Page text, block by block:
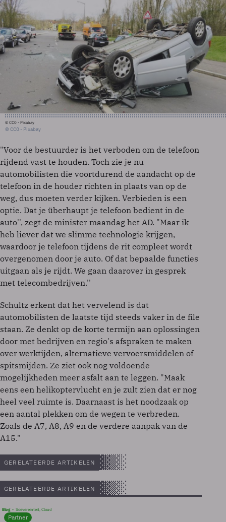
© CC0 - Pixabay
© CC0 - Pixabay
"Voor de bestuurder is het verboden om de telefoon
rijdend vast te houden. Toch zie je nu
automobilisten die voortdurend de aandacht op de
telefoon in de houder richten in plaats van op de
weg, dus moeten verder kijken. Verbieden is een
optie. Dat je überhaupt je telefoon bedient in de
auto'', zegt de minister maandag het AD. "Maar ik
heb liever dat we slimme technologie krijgen,
waardoor je telefoon tijdens de rit compleet wordt
overgenomen door je auto. Of dat bepaalde functies
uitgaan als je rijdt. We gaan daarover in gesprek
met telecombedrijven.''
Schultz erkent dat het vervelend is dat
automobilisten de laatste tijd steeds vaker in de file
staan. Ze denkt op de korte termijn aan oplossingen
door met bedrijven en regio's afspraken te maken
over werktijden, alternatieve vervoersmiddelen of
spitsmijden. Ze ziet ook nog voldoende
mogelijkheden meer asfalt aan te leggen. "Maak
eens een helikoptervlucht en je zult zien dat er nog
heel veel ruimte is. Daarnaast is het noodzaak op
een aantal plekken om de wegen te verbreden.
Zoals de A7, A8, A9 en de verdere aanpak van de
A15."
GERELATEERDE ARTIKELEN
GERELATEERDE ARTIKELEN
Blog Soevereinteit, Cloud
Partner